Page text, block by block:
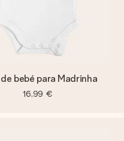
bebé para Madrinha
16,99 €